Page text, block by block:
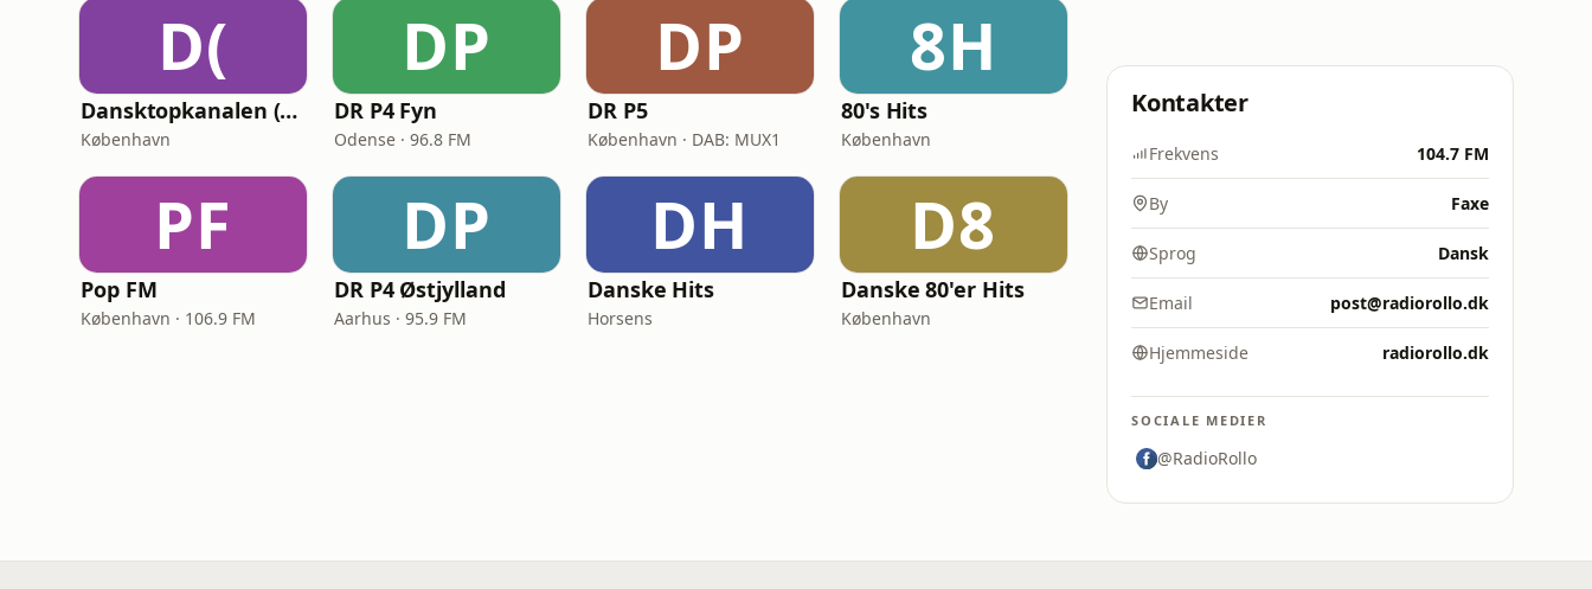
D(
Dansktopkanalen (DK4 Dansktop)
København
DP
DR P4 Fyn
Odense · 96.8 FM
DP
DR P5
København · DAB: MUX1
8H
80's Hits
København
PF
Pop FM
København · 106.9 FM
DP
DR P4 Østjylland
Aarhus · 95.9 FM
DH
Danske Hits
Horsens
D8
Danske 80'er Hits
København
Kontakter
Frekvens 104.7 FM
By Faxe
Sprog Dansk
Email post@radiorollo.dk
Hjemmeside radiorollo.dk
SOCIALE MEDIER
@RadioRollo